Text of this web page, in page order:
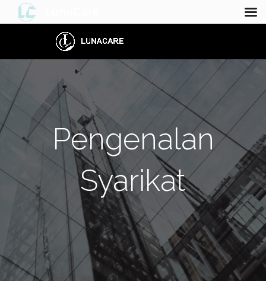
Pengenalan
Syarikat